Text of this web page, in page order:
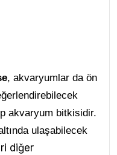
, akvaryumlar da ön
akvaryum bitkisidir.
ulaşabilecek
diğer